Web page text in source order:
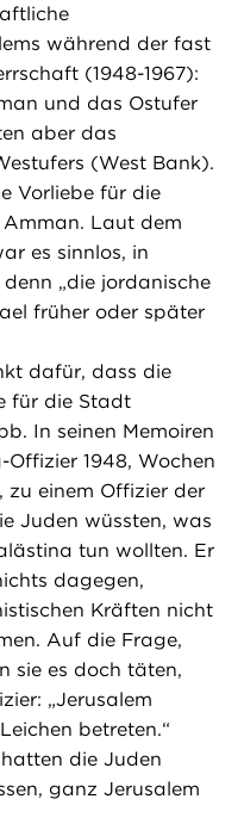
während der fast
(1948-1967):
und das Ostufer
aber das
(West Bank).
Vorliebe für die
Laut dem
es sinnlos, in
„die jordanische
früher oder später
dafür, dass die
für die Stadt
In seinen Memoiren
1948, Wochen
zu einem Offizier der
Juden wüssten, was
tun wollten. Er
dagegen,
Kräften nicht
Auf die Frage,
sie es doch täten,
„Jerusalem
betreten.“
die Juden
ganz Jerusalem